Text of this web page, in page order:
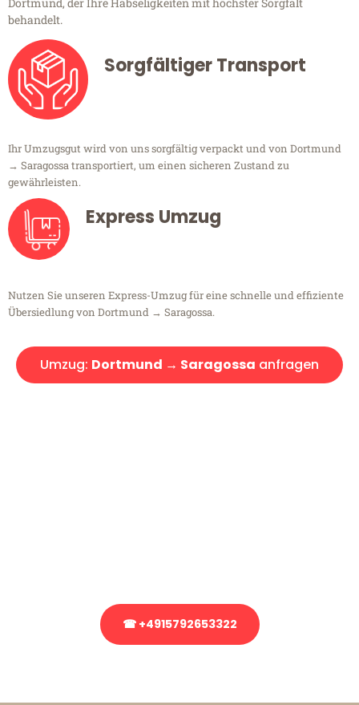
behandelt.
Sorgfältiger Transport
Ihr Umzugsgut wird von uns sorgfältig verpackt und von Dortmund
→ Saragossa transportiert, um einen sicheren Zustand zu
gewährleisten.
Express Umzug
Nutzen Sie unseren Express-Umzug für eine schnelle und effiziente
Übersiedlung von Dortmund → Saragossa.
Umzug: Dortmund → Saragossa anfragen
☎ +4915792653322